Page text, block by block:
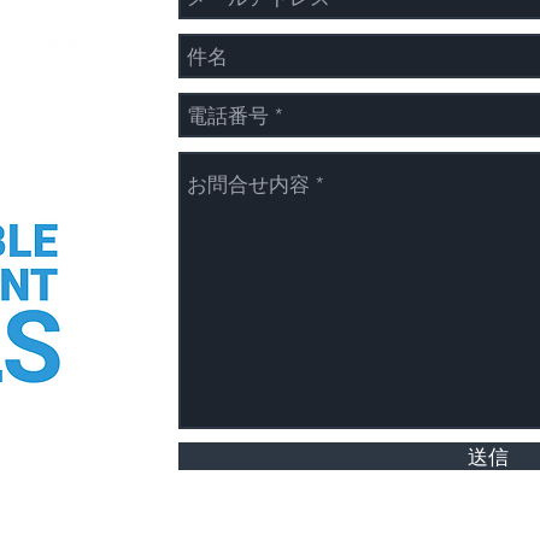
年末年始の休業日のお知らせ
送信